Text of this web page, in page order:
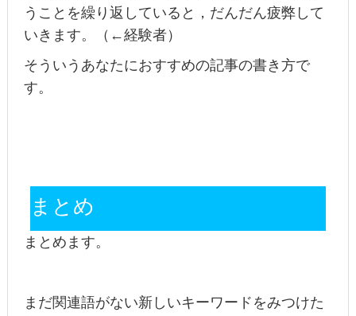
うことを繰り返していると，だんだん疲弊して
いきます。（←経験者）
そういうあなたにおすすめの記事の書き方で
す。
まとめ
まとめます。
まだ関連語がない新しいキーワードをみつけた